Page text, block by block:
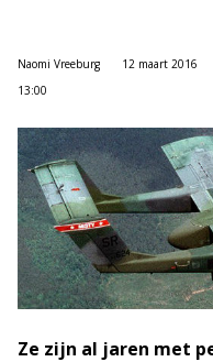
Naomi Vreeburg
12 maart 2016
13:00
Ze zijn al jaren met